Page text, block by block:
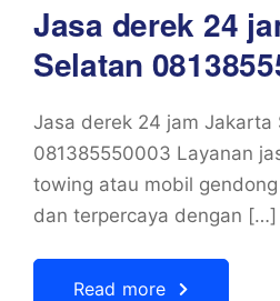
Jasa derek 24
Selatan
Jasa derek 24 jam Jakarta
081385550003 Layanan
towing atau mobil
dan terpercaya dengan […]
Read more